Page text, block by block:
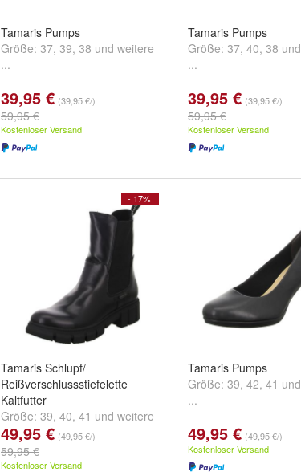
Tamaris Pumps
Größe: 37, 39, 38 und weitere
...
39,95 € (39,95 €/)
59,95 €
Kostenloser Versand
Tamaris Pumps
Größe: 37, 40, 38 und
...
39,95 € (39,95 €/)
59,95 €
Kostenloser Versand
- 17%
Tamaris Schlupf/
Reißverschlussstiefelette
Kaltfutter
Größe: 39, 40, 41 und weitere
...
49,95 € (49,95 €/)
59,95 €
Kostenloser Versand
Tamaris Pumps
Größe: 39, 42, 41 und
...
49,95 € (49,95 €/)
Kostenloser Versand